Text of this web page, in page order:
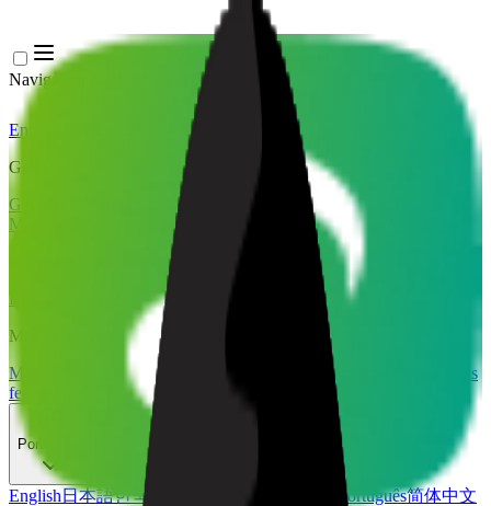
Navigation Menu
Entrar
Gerar
Gerador de Música IA
Gerador de Letras IAGerador de Covers de
Músicas com IA
Gerador de Voz de Canto IAVídeo de Música IA
Removedor de Vocais AI
Separador de Stems IA
Mais ferramentas de música
Masterização com IAEditor MIDI com IA IA Áudio para MIDI
Mais
ferramentas
Português
English 日本語한국어 Português简体中文